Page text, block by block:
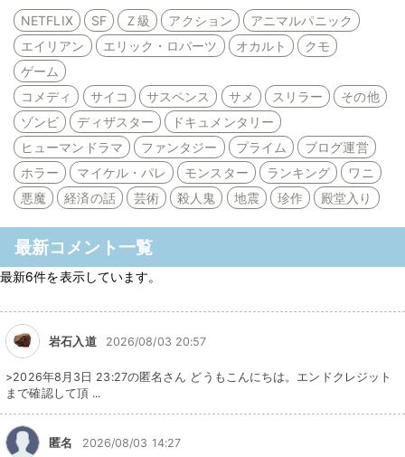
NETFLIX SF Ｚ級 アクション
アニマルパニック
エイリアン
エリック・ロバーツ オカルト
クモ
ゲーム
コメディ
サイコ サスペンス サメ スリラー
その他
ゾンビ
ディザスター
ドキュメンタリー
ヒューマンドラマ
ファンタジー プライム
ブログ運営
ホラー
マイケル・パレ モンスター ランキング
ワニ
悪魔
経済の話 芸術 殺人鬼 地震 珍作 殿堂入り
最新コメント一覧
最新6件を表示しています。
岩石入道 2026/08/03 20:57
>2026年8月3日 23:27の匿名さん どうもこんにちは。エンドクレジット
まで確認して頂 ...
匿名 2026/08/03 14:27